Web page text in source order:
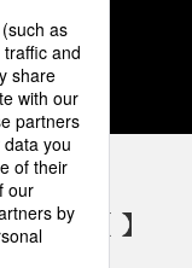
5
カウント